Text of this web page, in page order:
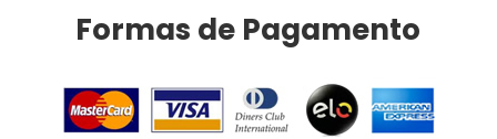
Formas de Pagamento